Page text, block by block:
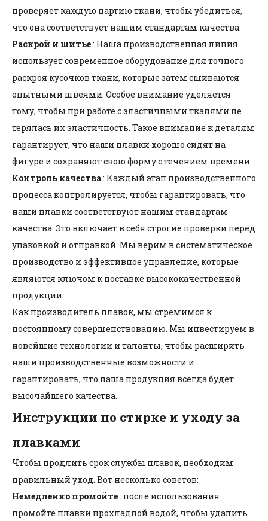
проверяет каждую партию ткани, чтобы убедиться,
что она соответствует нашим стандартам качества.
Раскрой и шитье: Наша производственная линия
использует современное оборудование для точного
раскроя кусочков ткани, которые затем сшиваются
опытными швеями. Особое внимание уделяется
тому, чтобы при работе с эластичными тканями не
терялась их эластичность. Такое внимание к деталям
гарантирует, что наши плавки хорошо сидят на
фигуре и сохраняют свою форму с течением времени.
Контроль качества: Каждый этап производственного
процесса контролируется, чтобы гарантировать, что
наши плавки соответствуют нашим стандартам
качества. Это включает в себя строгие проверки перед
упаковкой и отправкой. Мы верим в систематическое
производство и эффективное управление, которые
являются ключом к поставке высококачественной
продукции.
Как производитель плавок, мы стремимся к
постоянному совершенствованию. Мы инвестируем в
новейшие технологии и таланты, чтобы расширить
наши производственные возможности и
гарантировать, что наша продукция всегда будет
высочайшего качества.
Инструкции по стирке и уходу за
плавками
Чтобы продлить срок службы плавок, необходим
правильный уход. Вот несколько советов:
Немедленно промойте: после использования
промойте плавки прохладной водой, чтобы удалить